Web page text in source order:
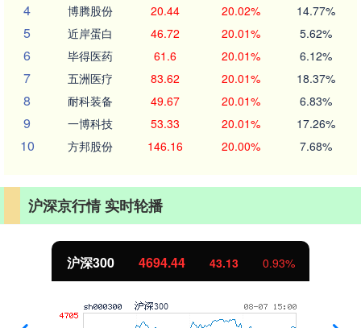
4 博腾股份 20.44 20.02% 14.77%
5 近岸蛋白 46.72 20.01% 5.62%
6 毕得医药 61.6 20.01% 6.12%
7 五洲医疗 83.62 20.01% 18.37%
8 耐科装备 49.67 20.01% 6.83%
9 一博科技 53.33 20.01% 17.26%
10 方邦股份 146.16 20.00% 7.68%
沪深京行情 实时轮播
沪深300 4694.44 43.13 0.93%